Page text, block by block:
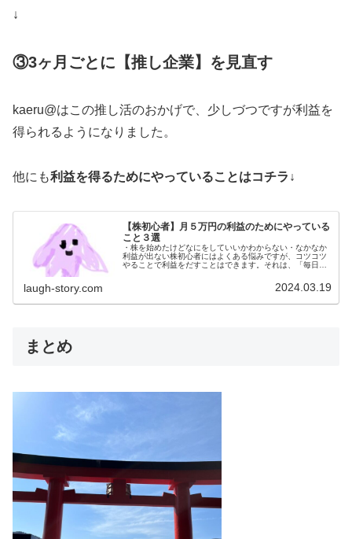
↓
③3ヶ月ごとに【推し企業】を見直す
kaeru@はこの推し活のおかげで、少しづつですが利益を
得られるようになりました。
他にも利益を得るためにやっていることはコチラ↓
【株初心者】月５万円の利益のためにやっている
こと３選
・株を始めたけどなにをしていいかわからない・なかなか
利益が出ない株初心者にはよくある悩みですが、コツコツ
やることで利益をだすことはできます。それは、「毎日チ
laugh-story.com 2024.03.19
まとめ